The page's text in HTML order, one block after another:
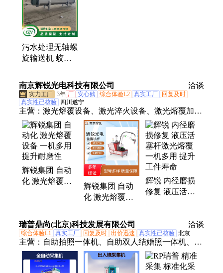
栅除污机、内进流网板式格栅机、钢丝绳格栅除污
机、转鼓式格栅机、阶梯式格栅除污机、外进水微滤
机、内进水微滤机、滚筒式微滤机、纤维转盘过滤
器、滤布滤池、转鼓精密过滤器、旋流沉沙器
污水处理无轴螺
旋输送机 蛟龙
提升设备 支持
定制
南京辉锐光电科技有限公司 洽谈
3年 厂 安心购 综合体验L2 真实工厂
回复及时
真实性已核验
四川遂宁
主营： 激光熔覆设备、激光淬火设备、激光熔覆加
工、提升机、激光淬火加工、激光熔覆头、送粉器、
内孔激光熔覆设备、移动式激光熔覆设备、送粉式金
属3D打印机
辉锐集团 自动
化 激光熔覆设
辉锐集团 自动
化 激光熔覆设
升防腐性
辉锐 内径磨损
修复 液压活塞
瑞普鼎尚(北京)科技发展有限公司 洽谈
综合体验L1 真实工厂 回复及时 出价迅速 真实性已核验 北京
主营： 自助拍照一体机、自助双人结婚照一体机、一
分钟照相设备、提升机、打印复印一体机、各种证件
照自助设备、多规格一体机、证件照拍照一体机设